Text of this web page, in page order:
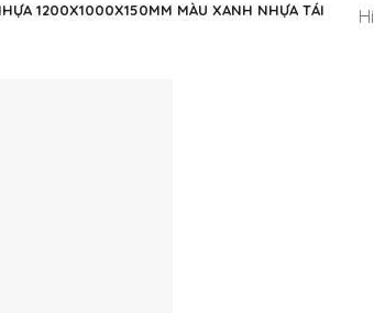
1200X1000X150MM MÀU XANH NHỰA TÁI